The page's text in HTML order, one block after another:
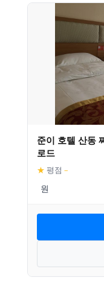
준이 호텔 산동
로드
★ 평점 –